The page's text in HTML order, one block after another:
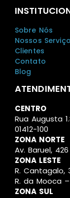
Sobre Nós
Nossos
Clientes
Contato
Blog
CENTRO
Rua Augusta
01412-100
ZONA NORTE
Av. Baruel,
ZONA LESTE
R. Cantagalo,
R. da Mooca
ZONA SUL